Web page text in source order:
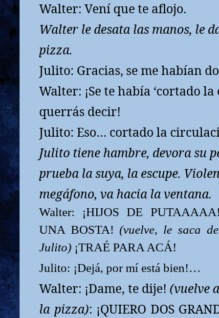
Walter: Vení que te aflojo.
Walter le desata las manos, le
pizza.
Julito: Gracias, se me habían
Walter: ¡Se te había ‘cortado
querrás decir!
Julito: Eso… cortado la
Julito tiene hambre, devora su
prueba la suya, la escupe.
megáfono, va hacia la ventana.
Walter: ¡HIJOS DE
UNA BOSTA! (vuelve, le saca
Julito) ¡TRAÉ PARA ACÁ!
Julito: ¡Dejá, por mí está bien!…
Walter: ¡Dame, te dije! (vuelve
la pizza): ¡QUIERO DOS